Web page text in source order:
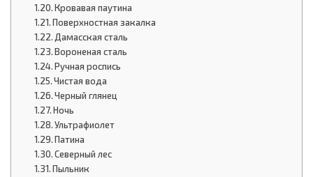
Кровавая паутина
Поверхностная закалка
Дамасская сталь
Вороненая сталь
Ручная роспись
Чистая вода
Черный глянец
Ночь
Ультрафиолет
Патина
Северный лес
Пыльник